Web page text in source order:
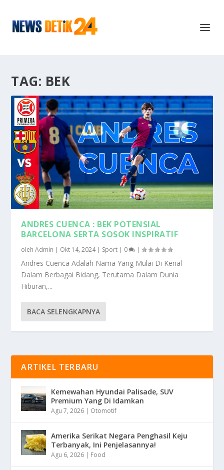
TAG: BEK
ANDRES CUENCA : BEK POTENSIAL
BARCELONA SERTA SOSOK INSPIRATIF
olehAdmin | Okt 14, 2024| Sport | 0 |
Andres Cuenca Adalah Nama Yang Mulai Di Kenal
Dalam Berbagai Bidang, Terutama Dalam Dunia
Hiburan,...
BACA SELENGKAPNYA
ARTIKEL TERBARU
Kemewahan Hyundai Palisade, SUV
Premium Yang Di Idamkan
Agu 7, 2026 | Otomotif
Amerika Serikat Negara Penghasil Keju
Terbanyak, Ini Penjelasannya!
Agu 6, 2026 | Food